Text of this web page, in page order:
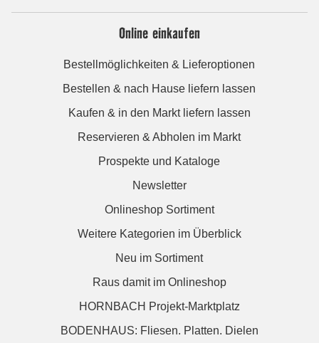
Online einkaufen
Bestellmöglichkeiten & Lieferoptionen
Bestellen & nach Hause liefern lassen
Kaufen & in den Markt liefern lassen
Reservieren & Abholen im Markt
Prospekte und Kataloge
Newsletter
Onlineshop Sortiment
Weitere Kategorien im Überblick
Neu im Sortiment
Raus damit im Onlineshop
HORNBACH Projekt-Marktplatz
BODENHAUS: Fliesen. Platten. Dielen